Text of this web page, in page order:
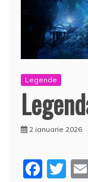
Legende
2 ianuarie 2026
F
T